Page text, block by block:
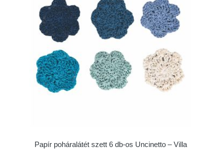
Papír poháralátét szett 6 db-os Uncinetto – Villa